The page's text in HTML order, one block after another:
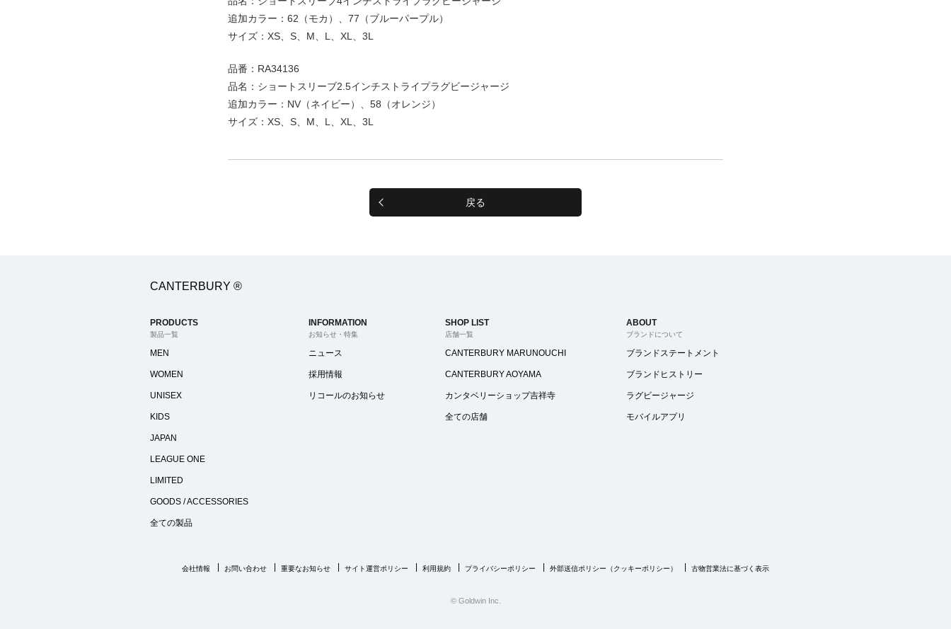
追加カラー：62（モカ）、77（ブルーパープル）
サイズ：XS、S、M、L、XL、3L
品番：RA34136
品名：ショートスリーブ2.5インチストライプラグビージャージ
追加カラー：NV（ネイビー）、58（オレンジ）
サイズ：XS、S、M、L、XL、3L
戻る
CANTERBURY ®
PRODUCTS
製品一覧
MEN
WOMEN
UNISEX
KIDS
JAPAN
LEAGUE ONE
LIMITED
GOODS / ACCESSORIES
全ての製品
INFORMATION
お知らせ・特集
ニュース
採用情報
リコールのお知らせ
SHOP LIST
店舗一覧
CANTERBURY MARUNOUCHI
CANTERBURY AOYAMA
カンタベリーショップ吉祥寺
全ての店舗
ABOUT
ブランドについて
ブランドステートメント
ブランドヒストリー
ラグビージャージ
モバイルアプリ
会社情報 お問い合わせ 重要なお知らせ サイト運営ポリシー 利用規約 プライバシーポリシー 外部送信ポリシー（クッキーポリシー） 古物営業法に基づく表示
© Goldwin Inc.